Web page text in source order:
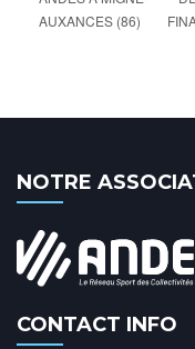
AUXANCES (86)
NOTRE
CONTACT INFO